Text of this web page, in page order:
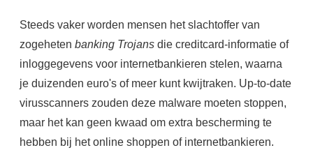
Steeds vaker worden mensen het slachtoffer van
zogeheten banking Trojansdie creditcard-informatie of
inloggegevens voor internetbankieren stelen, waarna
je duizenden euro's of meer kunt kwijtraken. Up-to-date
virusscanners zouden deze malware moeten stoppen,
maar het kan geen kwaad om extra bescherming te
hebben bij het online shoppen of internetbankieren.